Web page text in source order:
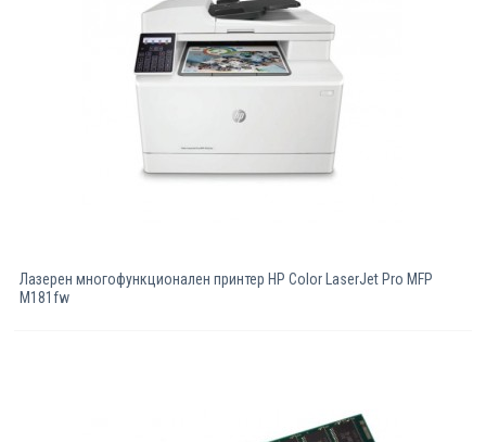
Лазерен многофункционален принтер HP Color LaserJet Pro MFP
M181fw